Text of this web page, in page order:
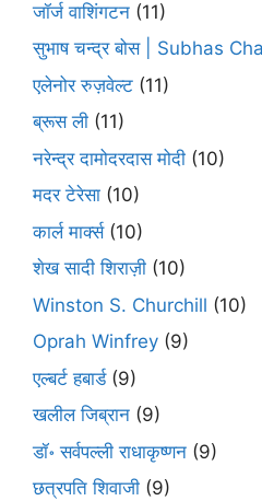
जॉर्ज वाशिंगटन (11)
सुभाष चन्द्र बोस | Subhas
एलेनोर रुज़वेल्ट (11)
ब्रूस ली (11)
नरेन्द्र दामोदरदास मोदी (10)
मदर टेरेसा (10)
कार्ल मार्क्स(10)
शेख सादी शिराज़ी (10)
Winston S. Churchill (10)
Oprah Winfrey (9)
एल्बर्ट हबार्ड(9)
खलील जिब्रान (9)
डॉ॰ सर्वपल्ली राधाकृष्णन (9)
छत्रपति शिवाजी (9)